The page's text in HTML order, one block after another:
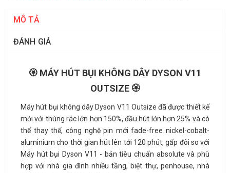
MÔ TẢ
ĐÁNH GIÁ
🏵️ MÁY HÚT BỤI KHÔNG DÂY DYSON V11
OUTSIZE 🏵️
Máy hút bụi không dây Dyson V11 Outsize đã được thiết kế
mới với thùng rác lớn hơn 150%, đầu hút lớn hơn 25% và có
thể thay thế, công nghệ pin mới fade-free nickel-cobalt-
aluminium cho thời gian hút lên tới 120 phút, gấp đôi so với
Máy hút bụi Dyson V11 - bản tiêu chuẩn absolute và phù
hợp với nhà gia đình nhiều tầng, biệt thự, penhouse, nhà